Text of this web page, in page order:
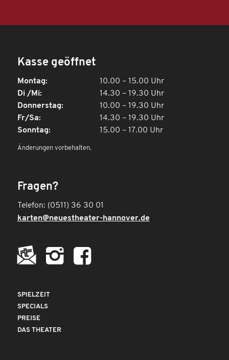
Kasse geöffnet
Montag:
10.00 – 15.00 Uhr
Di /Mi:
14.30 – 19.30 Uhr
Donnerstag:
10.00 – 19.30 Uhr
Fr/Sa:
14.30 – 19.30 Uhr
Sonntag:
15.00 – 17.00 Uhr
Änderungen vorbehalten.
Fragen?
Telefon: (0511) 36 30 01
karten@neuestheater-hannover.de
SPIELZEIT
SPECIALS
PREISE
DAS THEATER